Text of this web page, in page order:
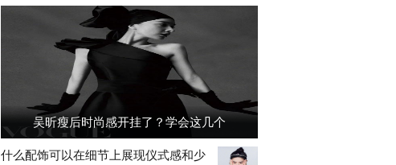
吴昕瘦后时尚感开挂了？学会这几个
什么配饰可以在细节上展现仪式感和少